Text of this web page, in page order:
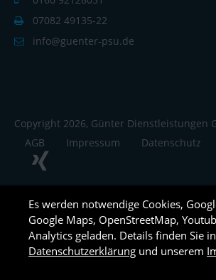
07082 49135-22
info@guenter-psu.de
Copyright 2026, Günter Dienstleistungen
AGB
Impressum Datenschutz
Es werden notwendige Cookies,
Google Maps, OpenStreetMap,
Analytics geladen. Details finden Sie
Datenschutzerklärung und unserem